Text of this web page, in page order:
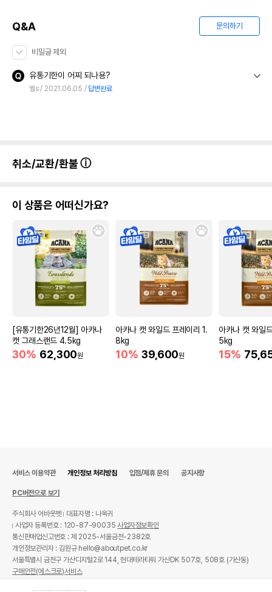
Q&A 문의하기
비밀글 제외
유통기한이 어찌 되나용?
벨s 2021.06.05 답변완료
취소/교환/환불
이 상품은 어떠신가요?
[유통기한26년12월] 아카나
캣 그래스랜드 4.5kg
30% 62,300원
아카나 캣 와일드 프레이리 1.
8kg
10% 39,600원
아카나 캣 와일
5kg
15%
서비스 이용약관 개인정보 처리방침 입점/제휴 문의 공지사항
PC버전으로 보기
주식회사 어바웃펫
대표자명 : 나옥귀
사업자 등록번호 : 120-87-90035사업자정보확인
통신판매업신고번호 : 제 2025-서울금천-2382호
개인정보관리자 : 김원규 hello@aboutpet.co.kr
서울특별시 금천구 가산디지털2로 144, 현대테라타워 가산DK 507호, 508호 (가산동)
구매안전(에스크로)서비스